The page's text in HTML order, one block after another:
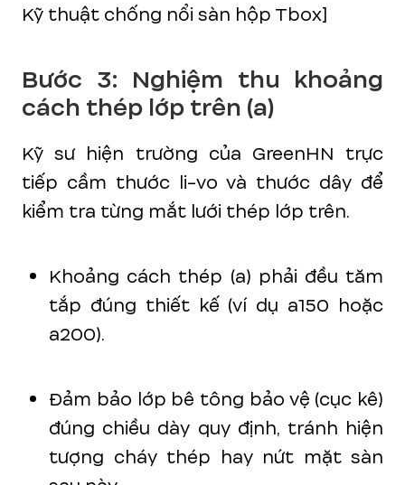
Kỹ thuật chống nổi sàn hộp Tbox]
Bước 3: Nghiệm thu khoảng
cách thép lớp trên (a)
Kỹ sư hiện trường của GreenHN trực
tiếp cầm thước li-vo và thước dây để
kiểm tra từng mắt lưới thép lớp trên.
Khoảng cách thép (a) phải đều tăm
tắp đúng thiết kế (ví dụ a150 hoặc
a200).
Đảm bảo lớp bê tông bảo vệ (cục kê)
đúng chiều dày quy định, tránh hiện
tượng cháy thép hay nứt mặt sàn